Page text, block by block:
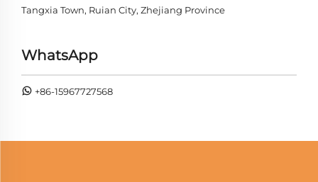
Tangxia Town, Ruian City, Zhejiang Province
WhatsApp
+86-15967727568